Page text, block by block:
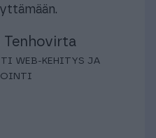
Tenhovirta
WEB-KEHITYS JA